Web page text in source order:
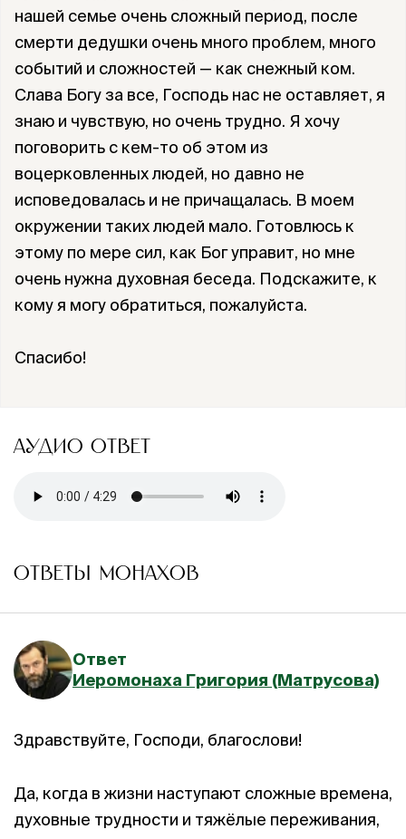
нашей семье очень сложный период, после
смерти дедушки очень много проблем, много
событий и сложностей — как снежный ком.
Слава Богу за все, Господь нас не оставляет, я
знаю и чувствую, но очень трудно. Я хочу
поговорить с кем-то об этом из
воцерковленных людей, но давно не
исповедовалась и не причащалась. В моем
окружении таких людей мало. Готовлюсь к
этому по мере сил, как Бог управит, но мне
очень нужна духовная беседа. Подскажите, к
кому я могу обратиться, пожалуйста.
Спасибо!
АУДИО ОТВЕТ
ОТВЕТЫ МОНАХОВ
Ответ
Иеромонаха Григория (Матрусова)
Здравствуйте, Господи, благослови!
Да, когда в жизни наступают сложные времена,
духовные трудности и тяжёлые переживания,